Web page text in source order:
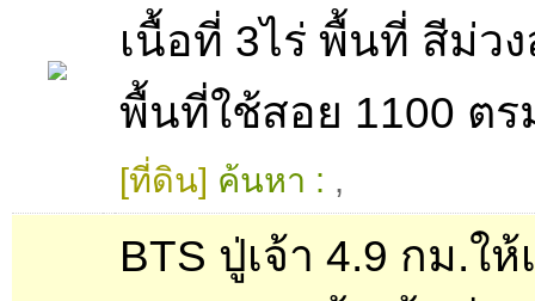
เนื้อที่​ 3ไร่ พื้นที่ สีม่ว
พื้นที่ใช้สอย 1100 ตร
[ที่ดิน] ค้นหา : ,
BTS ปู่เจ้า 4.9 กม.ให้